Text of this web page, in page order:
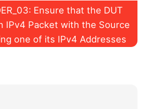
Ensure that the DUT
IPv4 Packet with the Source
one of its IPv4 Addresses